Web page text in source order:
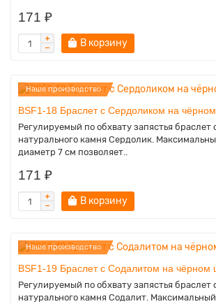
171 ₽
В корзину
Наше производство
BSF1-18 Браслет с Сердоликом на
Регулируемый по обхвату запястья браслет
натурального камня Сердолик.
диаметр 7 см позволяет..
171 ₽
В корзину
Наше производство
BSF1-19 Браслет с Содалитом на чёрном
Регулируемый по обхвату запястья браслет
натурального камня Содалит.